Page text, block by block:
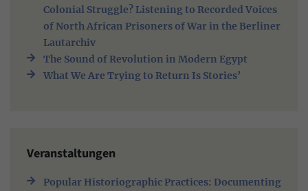
Colonial Struggle? Listening to Recorded Voices
of North African Prisoners of War in the Berliner
Lautarchiv
The Sound of Revolution in Modern Egypt
What We Are Trying to Return Is Stories’
Veranstaltungen
Popular Historiographic Practices: Documenting